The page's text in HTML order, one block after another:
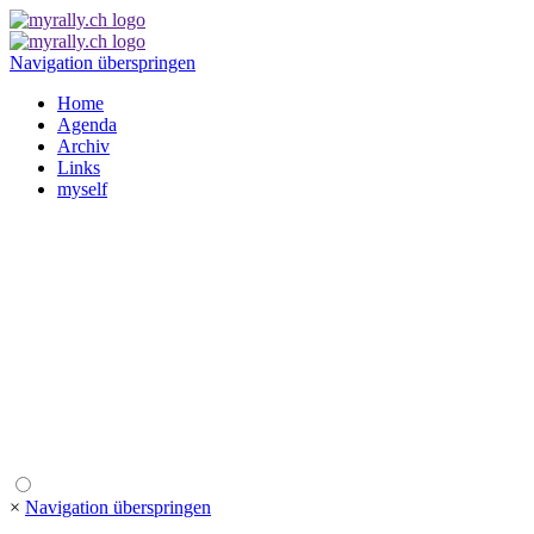
Navigation überspringen
Home
Agenda
Archiv
Links
myself
× Navigation überspringen